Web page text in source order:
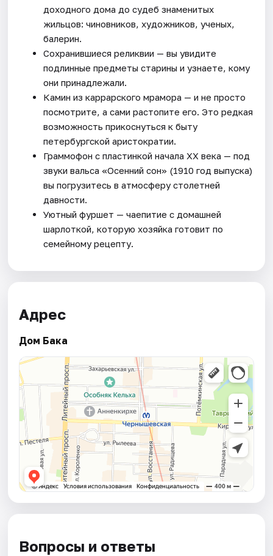
доходного дома до судеб знаменитых
жильцов: чиновников, художников, ученых,
балерин.
Сохранившиеся реликвии — вы увидите
подлинные предметы старины и узнаете, кому
они принадлежали.
Камин из каррарского мрамора — и не просто
посмотрите, а сами растопите его. Это редкая
возможность прикоснуться к быту
петербургской аристократии.
Граммофон с пластинкой начала XX века — под
звуки вальса «Осенний сон» (1910 год выпуска)
вы погрузитесь в атмосферу столетней
давности.
Уютный фуршет — чаепитие с домашней
шарлоткой, которую хозяйка готовит по
семейному рецепту.
Адрес
Дом Бака
Вопросы и ответы